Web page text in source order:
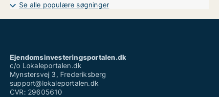
Se alle populære søgninger
Ejendomsinvesteringsportalen.dk
c/o Lokaleportalen.dk
Mynstersvej 3, Frederiksberg
support@lokaleportalen.dk
CVR: 29605610